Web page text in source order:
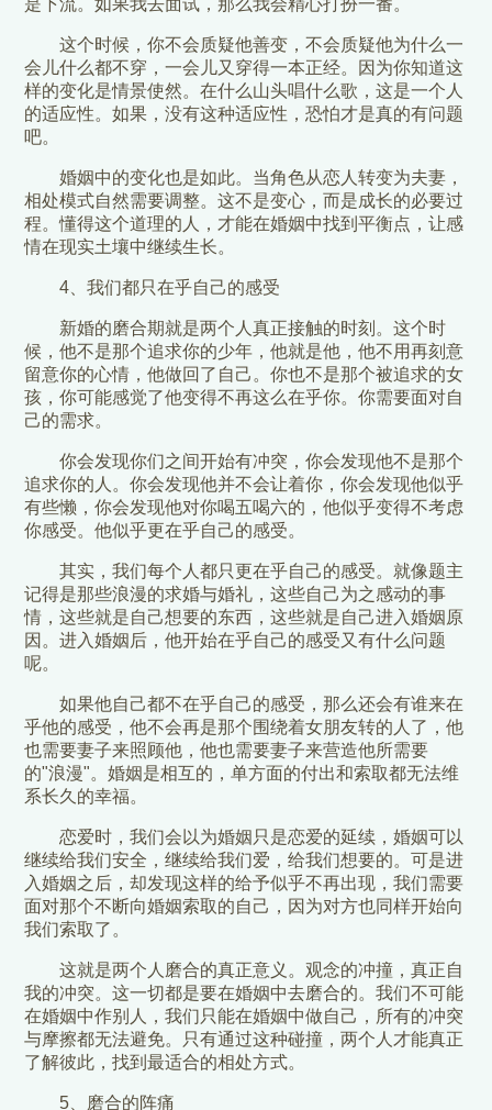
是下流。如果我去面试，那么我会精心打扮一番。
这个时候，你不会质疑他善变，不会质疑他为什么一
会儿什么都不穿，一会儿又穿得一本正经。因为你知道这
样的变化是情景使然。在什么山头唱什么歌，这是一个人
的适应性。如果，没有这种适应性，恐怕才是真的有问题
吧。
婚姻中的变化也是如此。当角色从恋人转变为夫妻，
相处模式自然需要调整。这不是变心，而是成长的必要过
程。懂得这个道理的人，才能在婚姻中找到平衡点，让感
情在现实土壤中继续生长。
4、我们都只在乎自己的感受
新婚的磨合期就是两个人真正接触的时刻。这个时
候，他不是那个追求你的少年，他就是他，他不用再刻意
留意你的心情，他做回了自己。你也不是那个被追求的女
孩，你可能感觉了他变得不再这么在乎你。你需要面对自
己的需求。
你会发现你们之间开始有冲突，你会发现他不是那个
追求你的人。你会发现他并不会让着你，你会发现他似乎
有些懒，你会发现他对你喝五喝六的，他似乎变得不考虑
你感受。他似乎更在乎自己的感受。
其实，我们每个人都只更在乎自己的感受。就像题主
记得是那些浪漫的求婚与婚礼，这些自己为之感动的事
情，这些就是自己想要的东西，这些就是自己进入婚姻原
因。进入婚姻后，他开始在乎自己的感受又有什么问题
呢。
如果他自己都不在乎自己的感受，那么还会有谁来在
乎他的感受，他不会再是那个围绕着女朋友转的人了，他
也需要妻子来照顾他，他也需要妻子来营造他所需要
的"浪漫"。婚姻是相互的，单方面的付出和索取都无法维
系长久的幸福。
恋爱时，我们会以为婚姻只是恋爱的延续，婚姻可以
继续给我们安全，继续给我们爱，给我们想要的。可是进
入婚姻之后，却发现这样的给予似乎不再出现，我们需要
面对那个不断向婚姻索取的自己，因为对方也同样开始向
我们索取了。
这就是两个人磨合的真正意义。观念的冲撞，真正自
我的冲突。这一切都是要在婚姻中去磨合的。我们不可能
在婚姻中作别人，我们只能在婚姻中做自己，所有的冲突
与摩擦都无法避免。只有通过这种碰撞，两个人才能真正
了解彼此，找到最适合的相处方式。
5、磨合的阵痛